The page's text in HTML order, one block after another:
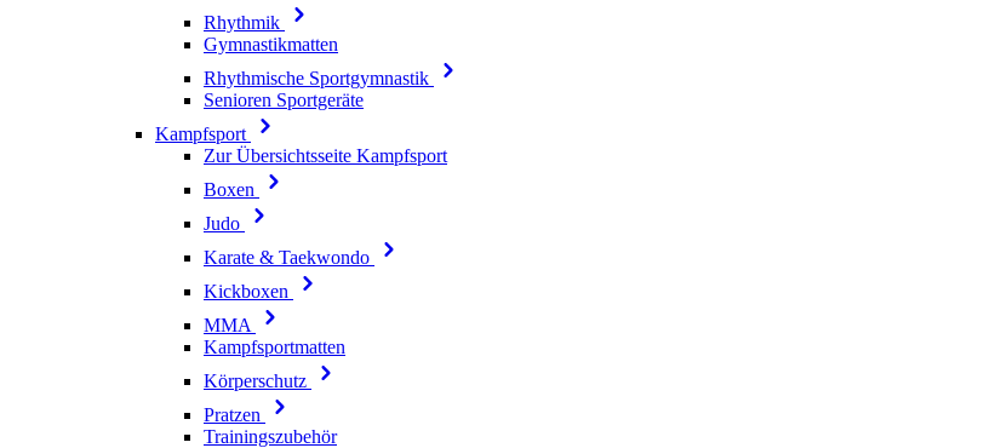
Rhythmik
Gymnastikmatten
Rhythmische Sportgymnastik
Senioren Sportgeräte
Kampfsport
Zur Übersichtsseite Kampfsport
Boxen
Judo
Karate & Taekwondo
Kickboxen
MMA
Kampfsportmatten
Körperschutz
Pratzen
Trainingszubehör